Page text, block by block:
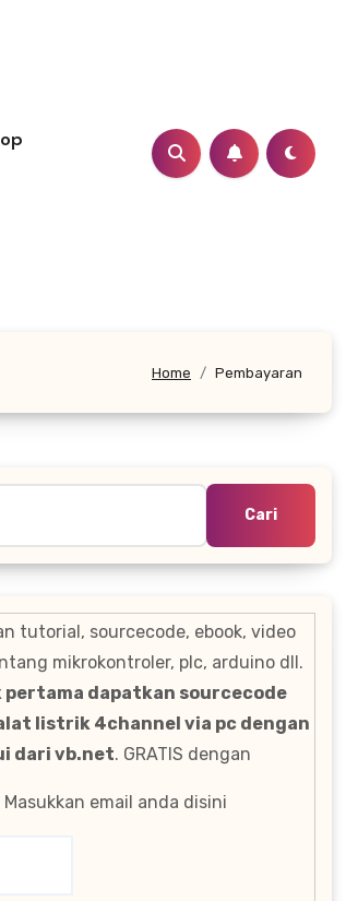
Home Pembayaran
tutorial, sourcecode, ebook, video
mikrokontroler, plc, arduino dll.
pertama dapatkan sourcecode
listrik 4channel via pc dengan
dari vb.net. GRATIS dengan
Masukkan email anda disini